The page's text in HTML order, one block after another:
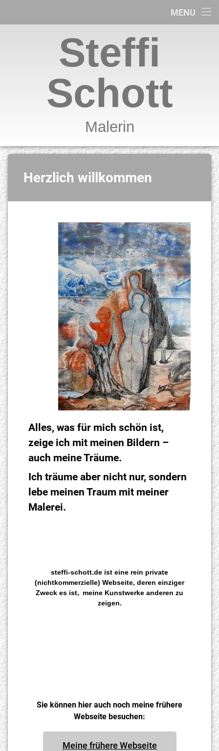
MENU
verschiedene Techniken
weitere Bilder und Infos
über mich
Steffi
Schott
Malerin
Herzlich willkommen
Alles, was für mich schön ist,
zeige ich mit meinen Bildern –
auch meine Träume.
Ich träume aber nicht nur, sondern
lebe meinen Traum mit meiner
Malerei.
steffi-schott.de ist eine rein private
(nichtkommerzielle) Webseite, deren einziger
Zweck es ist, meine Kunstwerke anderen zu
zeigen.
Sie können hier auch noch meine frühere
Webseite besuchen:
Meine frühere Webseite